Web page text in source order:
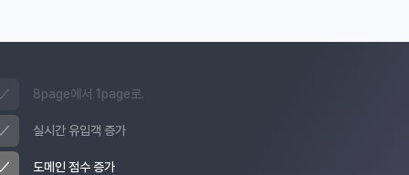
8page에서 1page로.
실시간 유입객 증가
도메인 점수 증가